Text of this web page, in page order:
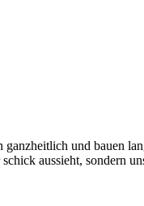
ganzheitlich und bauen
aussieht, sondern